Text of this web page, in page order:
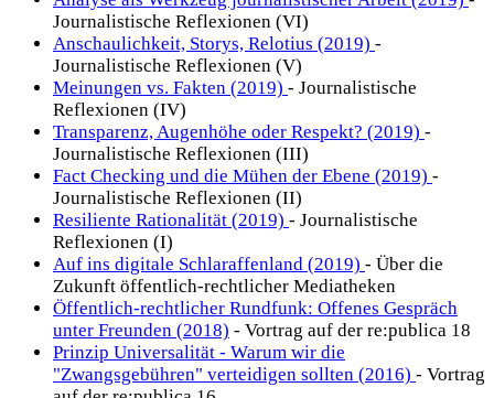
Journalistische Reflexionen (VI)
Anschaulichkeit, Storys, Relotius (2019) -
Journalistische Reflexionen (V)
Meinungen vs. Fakten (2019) - Journalistische
Reflexionen (IV)
Transparenz, Augenhöhe oder Respekt? (2019) -
Journalistische Reflexionen (III)
Fact Checking und die Mühen der Ebene (2019) -
Journalistische Reflexionen (II)
Resiliente Rationalität (2019) - Journalistische
Reflexionen (I)
Auf ins digitale Schlaraffenland (2019) - Über die
Zukunft öffentlich-rechtlicher Mediatheken
Öffentlich-rechtlicher Rundfunk: Offenes Gespräch
unter Freunden (2018) - Vortrag auf der re:publica 18
Prinzip Universalität - Warum wir die
"Zwangsgebühren" verteidigen sollten (2016) - Vortrag